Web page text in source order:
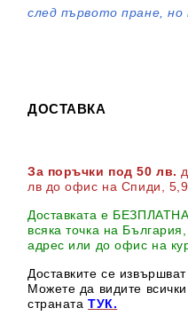
след първото пране, но
ДОСТАВКА
За поръчки под 50 лв.
лв до офис на Спиди
,
Доставката е
всяка точка на
адрес или до офис на
Доставките се
Можете да видите
страната ТУК.